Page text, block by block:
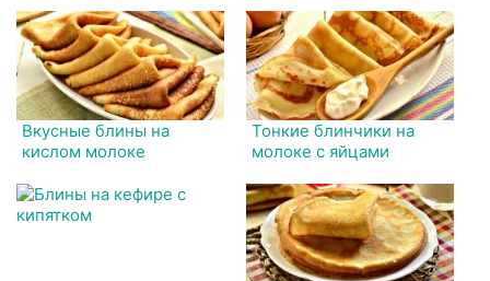
Вкусные блины на
кислом молоке
Тонкие блинчики на
молоке с яйцами